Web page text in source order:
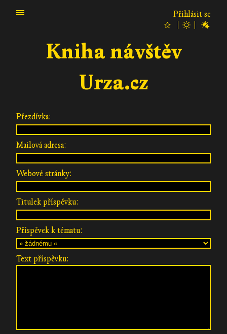
Přihlásit se
Kniha návštěv
Urza.cz
Přezdívka:
Mailová adresa:
Webové stránky:
Titulek příspěvku:
Příspěvek k tématu:
Text příspěvku: